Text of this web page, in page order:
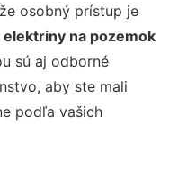
osobný prístup je
na pozemok
sú aj odborné
aby ste mali
podľa vašich